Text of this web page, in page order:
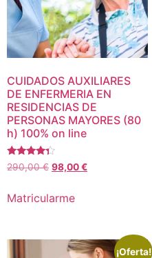
CUIDADOS AUXILIARES
DE ENFERMERIA EN
RESIDENCIAS DE
PERSONAS MAYORES (80
h) 100% on line
Valorado
con
290,00€ El
original
98,00€El
Matricularme
¡Oferta!